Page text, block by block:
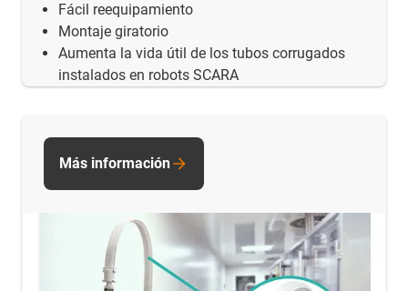
Fácil reequipamiento
Montaje giratorio
Aumenta la vida útil de los tubos corrugados
instalados en robots SCARA
Más información